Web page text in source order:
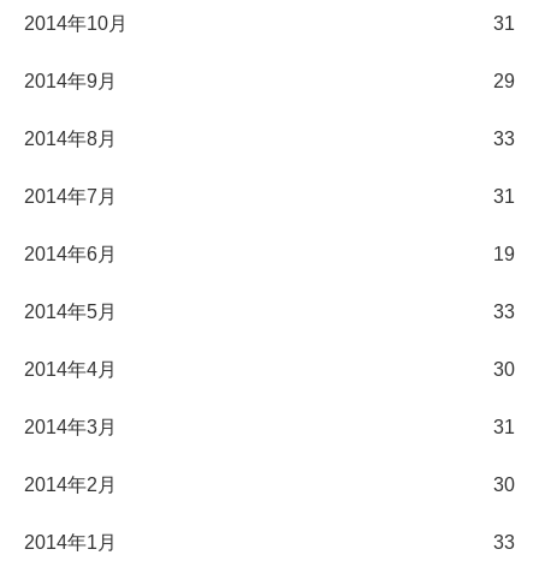
2014年10月 31
2014年9月 29
2014年8月 33
2014年7月 31
2014年6月 19
2014年5月 33
2014年4月 30
2014年3月 31
2014年2月 30
2014年1月 33